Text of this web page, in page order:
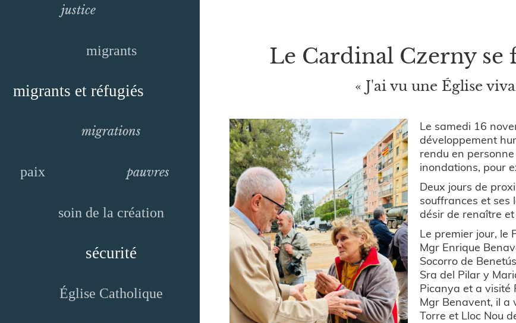
justice
migrants
migrants et réfugiés
migrations
paix pauvres
soin de la création
sécurité
Église Catholique
Le Cardinal Czerny se
« J'ai vu une Église
Le samedi 16
développement
rendu en
inondations, pour
Deux jours de
souffrances et ses
désir de renaître
Le premier jour, le
Mgr Enrique
Socorro de
Sra del Pilar y
Picanya et a visité
Mgr Benavent, il a
Torre et Lloc Nou